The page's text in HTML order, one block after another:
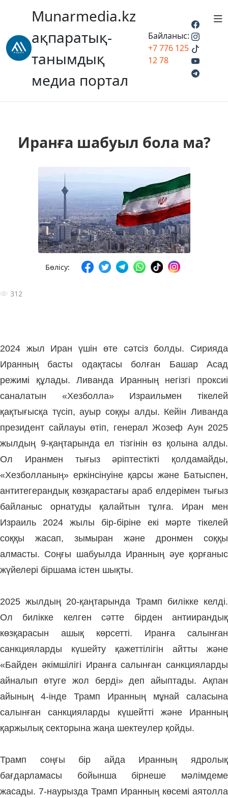
Munarmedia.kz
ақпаратық-
танымдық
медиа портал
Байланыс:
+7 776 125
12 78
Иранға шабуыл бола ма?
Бөлісу:
312
2024 жыл Иран үшін өте сәтсіз болды. Сирияда
Иранның басты одақтасы болған Башар Асад
режимі құлады. Ливанда Иранның негізгі проксиі
саналатын «Хезболла» Израильмен тікелей
қақтығысқа түсіп,ауыр соққы алды. Кейін Ливанда
президент сайлауы өтіп, генерал Жозеф Аун 2025
жылдың 9-қаңтарында ел тізгінін өз қолына алды.
Ол Иранмен тығыз әріптестікті қолдамайды,
«Хезболланың» еркінсінуіне қарсы және Батыспен,
антитегерандық көзқарастағы араб елдерімен тығыз
байланыс орнатуды қалайтын тұлға. Иран мен
Израиль 2024 жылы бір-біріне екі мәрте тікелей
соққы жасап, зымыран және дронмен соққы
алмасты. Соңғы шабуылда Иранның әуе қорғаныс
жүйелері біршама істен шықты.
2025 жылдың 20-қаңтарында Трамп билікке келді.
Ол билікке келген сәтте бірден антиирандық
көзқарасын ашық көрсетті. Иранға салынған
санкцияларды күшейту қажеттілігін айтты және
«Байден әкімшілігі Иранға салынған санкцияларды
айналып өтуге жол берді»деп айыптады. Ақпан
айының 4-інде Трамп Иранның мұнай саласына
салынған санкцияларды күшейтті және Иранның
қаржылық секторына жаңа шектеулер қойды.
Трамп соңғы бір айда Иранның ядролық
бағдарламасы бойынша бірнеше мәлімдеме
жасады. 7-наурызда Трамп Иранның көсемі аятолла